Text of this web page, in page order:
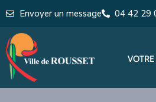
Envoyer un message 04 42 29